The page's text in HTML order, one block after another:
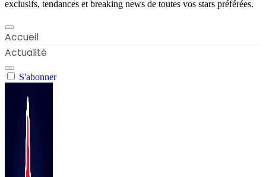
exclusifs, tendances et breaking news de toutes vos stars préférées.
Accueil
Actualité
S'abonner